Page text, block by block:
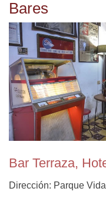
Bares
Bar Terraza,
Dirección: Parque